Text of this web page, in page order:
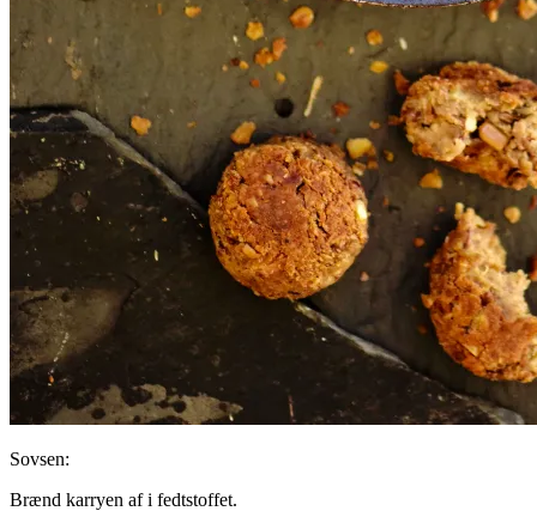
Sovsen:
Brænd karryen af i fedtstoffet.